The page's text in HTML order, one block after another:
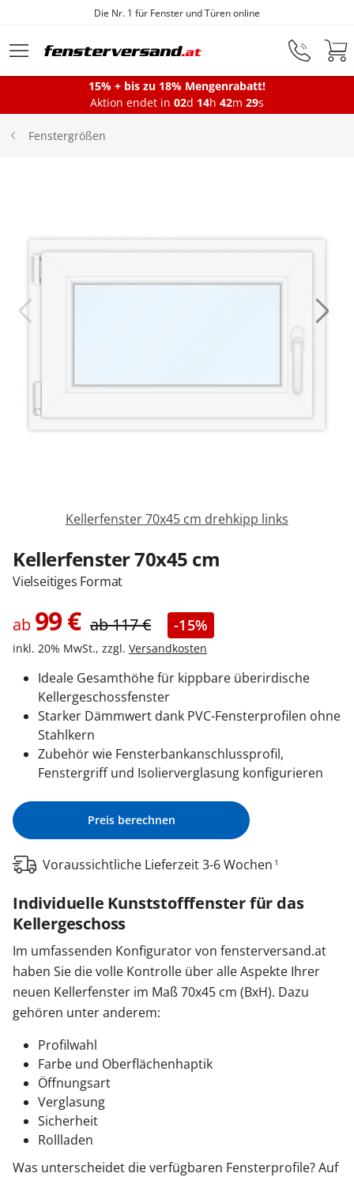
Zum Hauptinhalt springen
Die Nr. 1 für Fenster und Türen online
Fenster
Haustüren
Zäune & Tore
Anmelden / Registrieren
15% + bis zu 18% Mengenrabatt!
Aktion endet in 02d 14h 42m 29s
Fenstergrößen
Kellerfenster 70x45 cm drehkipp links
Kellerfenster 70x45 cm
Vielseitiges Format
ab 99€ ab117€ -15%
inkl. 20% MwSt., zzgl. Versandkosten
Ideale Gesamthöhe für kippbare überirdische
Kellergeschossfenster
Starker Dämmwert dank PVC-Fensterprofilen ohne
Stahlkern
Zubehör wie Fensterbankanschlussprofil,
Fenstergriff und Isolierverglasung konfigurieren
Preis berechnen
Voraussichtliche Lieferzeit 3-6 Wochen 1
Individuelle Kunststofffenster für das
Kellergeschoss
Im umfassenden Konfigurator von fensterversand.at
haben Sie die volle Kontrolle über alle Aspekte Ihrer
neuen Kellerfenster im Maß 70x45 cm (BxH). Dazu
gehören unter anderem:
Profilwahl
Farbe und Oberflächenhaptik
Öffnungsart
Verglasung
Sicherheit
Rollladen
Was unterscheidet die verfügbaren Fensterprofile? Auf